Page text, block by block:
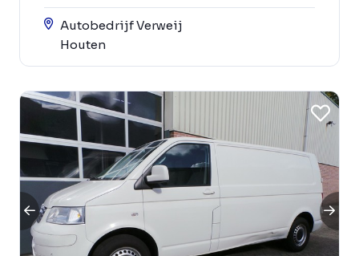
Autobedrijf Verweij
Houten